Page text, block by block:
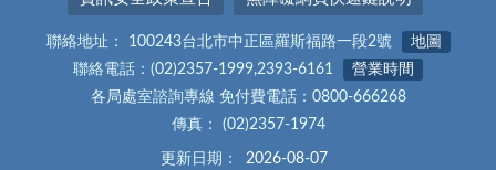
聯絡地址： 100243台北市中正區羅斯福路一段2號
地圖
聯絡電話：(02)2357-1999,2393-6161
營業時間
各局處室諮詢專線 免付費電話：0800-666268
傳真： (02)2357-1974
更新日期： 2026-08-07